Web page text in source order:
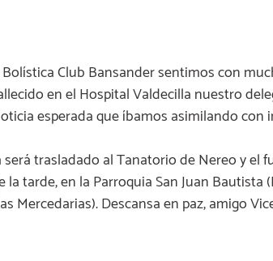
Club Bansander sentimos con
en el Hospital Valdecilla nuestro
esperada que íbamos asimilando
trasladado al Tanatorio de Nereo y el
la tarde, en la Parroquia San Juan Bautista
Mercedarias). Descansa en paz, amigo